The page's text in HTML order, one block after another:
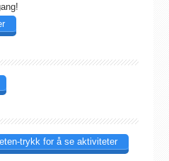
trykk for å se aktiviteter